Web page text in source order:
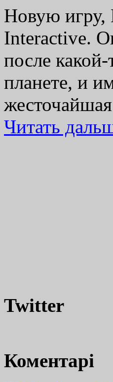
Новую игру,
Interactive.
после
планете, и
Читать
Twitter
Коментарі